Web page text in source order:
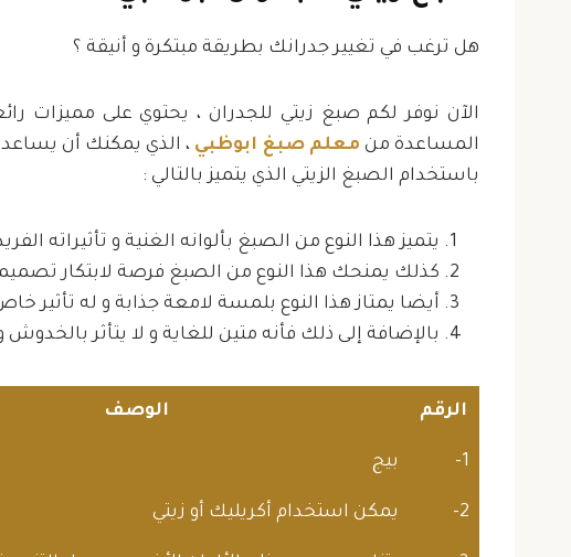
هل ترغب في تغيير جدرانك بطريقة مبتكرة و أنيقة ؟
الآن نوفر لكم صبغ زيتي للجدران ، يحتوي على مميزات
المساعدة من معلم صبغ ابوظبي ، الذي يمكنك أن
باستخدام الصبغ الزيتي الذي يتميز بالتالي :
يتميز هذا النوع من الصبغ بألوانه الغنية و تأثيراته
كذلك يمنحك هذا النوع من الصبغ فرصة لابتكار
أيضا يمتاز هذا النوع بلمسة لامعة جذابة و له تأثير
بالإضافة إلى ذلك فأنه متين للغاية و لا يتأثر
الرقم الوصف
1- بيج
2- يمكن استخدام أكريليك أو زيتي